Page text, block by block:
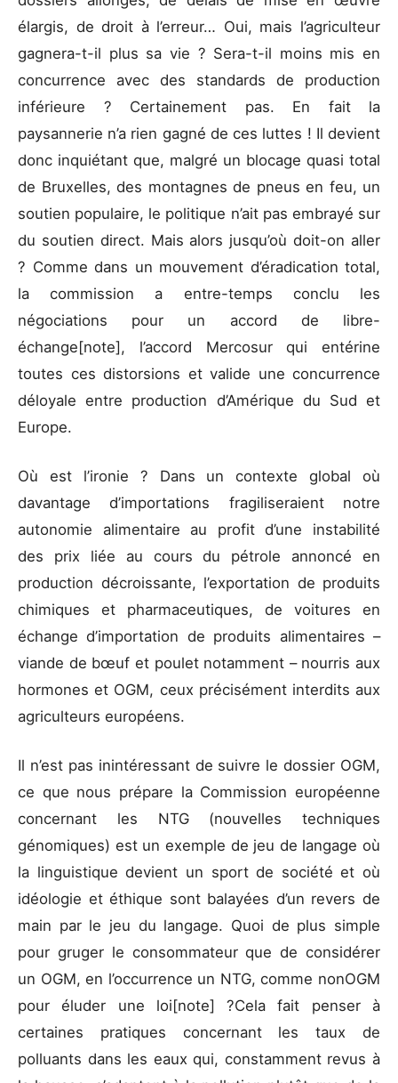
élargis, de droit à l’erreur… Oui, mais l’agriculteur
gagnera-t-il plus sa vie ? Sera-t-il moins mis en
concurrence avec des standards de production
inférieure ? Certainement pas. En fait la
paysannerie n’a rien gagné de ces luttes ! Il devient
donc inquiétant que, malgré un blocage quasi total
de Bruxelles, des montagnes de pneus en feu, un
soutien populaire, le politique n’ait pas embrayé sur
du soutien direct. Mais alors jusqu’où doit-on aller
? Comme dans un mouvement d’éradication total,
la commission a entre-temps conclu les
négociations pour un accord de libre-
échange[note], l’accord Mercosur qui entérine
toutes ces distorsions et valide une concurrence
déloyale entre production d’Amérique du Sud et
Europe.
Où est l’ironie ? Dans un contexte global où
davantage d’importations fragiliseraient notre
autonomie alimentaire au profit d’une instabilité
des prix liée au cours du pétrole annoncé en
production décroissante, l’exportation de produits
chimiques et pharmaceutiques, de voitures en
échange d’importation de produits alimentaires –
viande de bœuf et poulet notamment – nourris aux
hormones et OGM, ceux précisément interdits aux
agriculteurs européens.
Il n’est pas inintéressant de suivre le dossier OGM,
ce que nous prépare la Commission européenne
concernant les NTG (nouvelles techniques
génomiques) est un exemple de jeu de langage où
la linguistique devient un sport de société et où
idéologie et éthique sont balayées d’un revers de
main par le jeu du langage. Quoi de plus simple
pour gruger le consommateur que de considérer
un OGM, en l’occurrence un NTG, comme nonOGM
pour éluder une loi[note] ?Cela fait penser à
certaines pratiques concernant les taux de
polluants dans les eaux qui, constamment revus à